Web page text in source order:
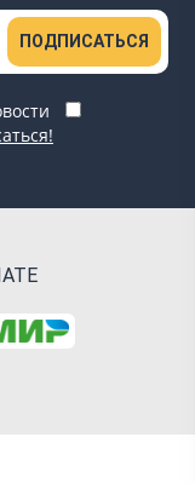
ПОДПИСАТЬСЯ